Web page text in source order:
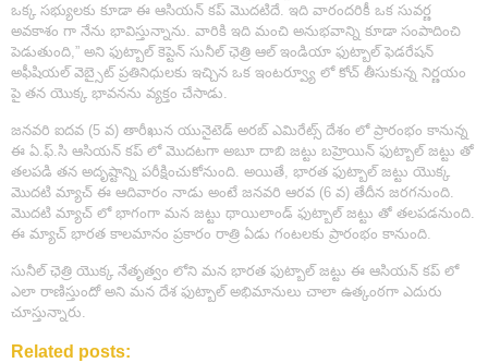
ఒక్క సభ్యులకు కూడా ఈ ఆసియన్ కప్ మొదటిదే. ఇది వారందరికీ ఒక సువర్ణ
అవకాశం గా నేను భావిస్తున్నాను. వారికి ఇది మంచి అనుభవాన్ని కూడా సంపాదించి
పెడుతుంది,” అని ఫుట్బాల్ కెప్టెన్ సునీల్ ఛెత్రి ఆల్ ఇండియా ఫుట్బాల్ ఫెడరేషన్
అఫీషియల్ వెబ్సైట్ ప్రతినిధులకు ఇచ్చిన ఒక ఇంటర్వ్యూ లో కోచ్ తీసుకున్న నిర్ణయం
పై తన యొక్క భావనను వ్యక్తం చేసాడు.
జనవరి ఐదవ (5 వ) తారీఖున యునైటెడ్ అరబ్ ఎమిరేట్స్ దేశం లో ప్రారంభం కానున్న
ఈ ఏ.ఫ్.సి ఆసియన్ కప్ లో మొదటగా అబూ దాబి జట్టు బహ్రెయిన్ ఫుట్బాల్ జట్టు తో
తలపడి తన అదృష్టాన్ని పరీక్షించుకోనుంది. అయితే, భారత ఫుట్బాల్ జట్టు యొక్క
మొదటి మ్యాచ్ ఈ ఆదివారం నాడు అంటే జనవరి ఆరవ (6 వ) తేదీన జరగనుంది.
మొదటి మ్యాచ్ లో భాగంగా మన జట్టు థాయిలాండ్ ఫుట్బాల్ జట్టు తో తలపడనుంది.
ఈ మ్యాచ్ భారత కాలమానం ప్రకారం రాత్రి ఏడు గంటలకు ప్రారంభం కానుంది.
సునీల్ ఛెత్రి యొక్క నేతృత్వం లోని మన భారత ఫుట్బాల్ జట్టు ఈ ఆసియన్ కప్ లో
ఎలా రాణిస్తుందో అని మన దేశ ఫుట్బాల్ అభిమానులు చాలా ఉత్కంఠగా ఎదురు
చూస్తున్నారు.
Related posts: